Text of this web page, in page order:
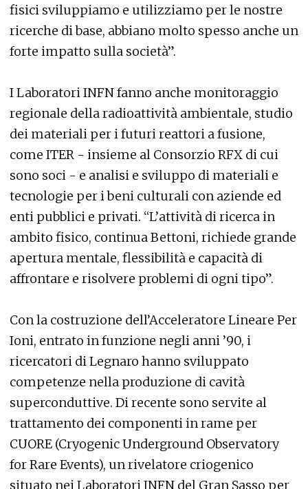
fisici sviluppiamo e utilizziamo per le nostre
ricerche di base, abbiano molto spesso anche un
forte impatto sulla società”.
I Laboratori INFN fanno anche monitoraggio
regionale della radioattività ambientale, studio
dei materiali per i futuri reattori a fusione,
come ITER - insieme al Consorzio RFX di cui
sono soci - e analisi e sviluppo di materiali e
tecnologie per i beni culturali con aziende ed
enti pubblici e privati. “L’attività di ricerca in
ambito fisico, continua Bettoni, richiede grande
apertura mentale, flessibilità e capacità di
affrontare e risolvere problemi di ogni tipo”.
Con la costruzione dell’Acceleratore Lineare Per
Ioni, entrato in funzione negli anni ’90, i
ricercatori di Legnaro hanno sviluppato
competenze nella produzione di cavità
superconduttive. Di recente sono servite al
trattamento dei componenti in rame per
CUORE (Cryogenic Underground Observatory
for Rare Events), un rivelatore criogenico
situato nei Laboratori INFN del Gran Sasso per